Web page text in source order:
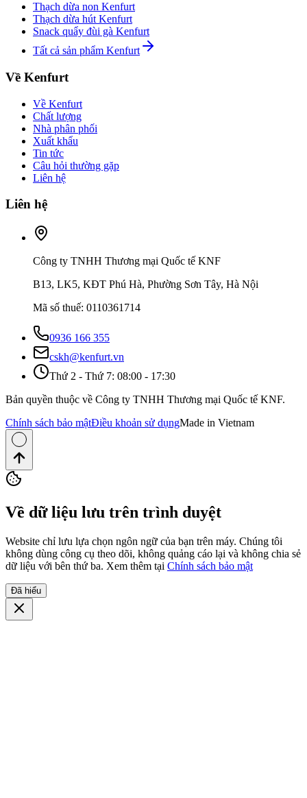
Thạch dừa non Kenfurt
Thạch dừa hút Kenfurt
Snack quẩy đùi gà Kenfurt
Tất cả sản phẩm Kenfurt
Về Kenfurt
Về Kenfurt
Chất lượng
Nhà phân phối
Xuất khẩu
Tin tức
Câu hỏi thường gặp
Liên hệ
Liên hệ
Công ty TNHH Thương mại Quốc tế KNF
B13, LK5, KĐT Phú Hà, Phường Sơn Tây, Hà Nội
Mã số thuế: 0110361714
0936 166 355
cskh@kenfurt.vn
Thứ 2 - Thứ 7: 08:00 - 17:30
Bản quyền thuộc về Công ty TNHH Thương mại Quốc tế KNF.
Chính sách bảo mậtĐiều khoản sử dụngMade in Vietnam
Về dữ liệu lưu trên trình duyệt
Website chỉ lưu lựa chọn ngôn ngữ của bạn trên máy. Chúng tôi
không dùng công cụ theo dõi, không quảng cáo lại và không chia sẻ
dữ liệu với bên thứ ba. Xem thêm tại Chính sách bảo mật
Đã hiểu